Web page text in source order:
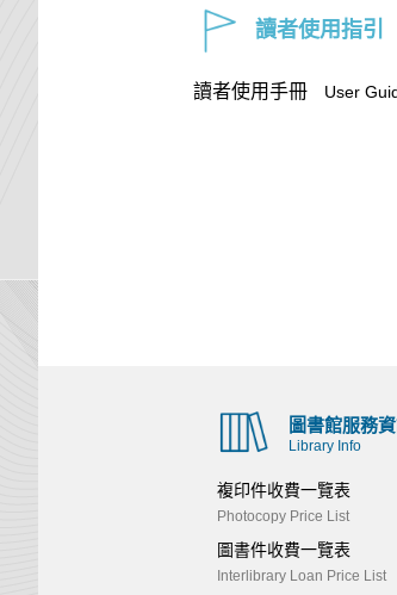
讀者使用指引
讀者使用手冊 User
圖書館服務
Library Info
複印件收費一覽表
Photocopy Price List
圖書件收費一覽表
Interlibrary Loan Price List